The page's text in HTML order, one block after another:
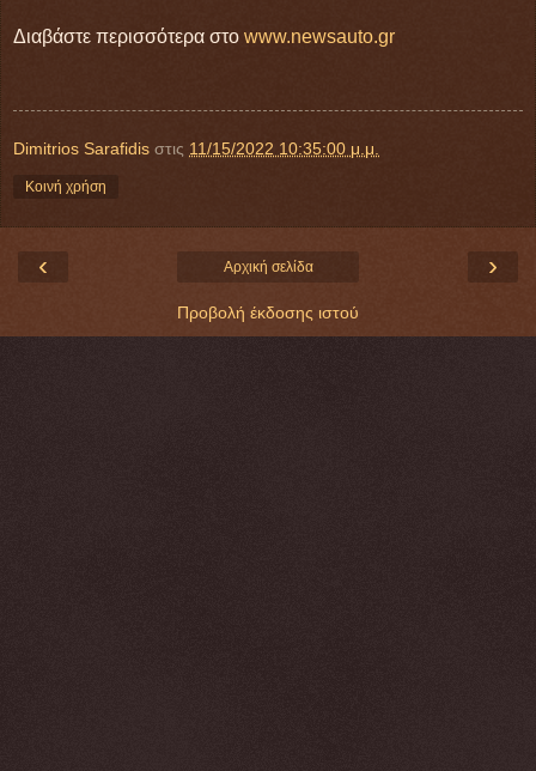
Διαβάστε περισσότερα στο www.newsauto.gr
Dimitrios Sarafidis στις 11/15/2022 10:35:00 μ.μ.
Κοινή χρήση
‹ ›
Αρχική σελίδα
Προβολή έκδοσης ιστού